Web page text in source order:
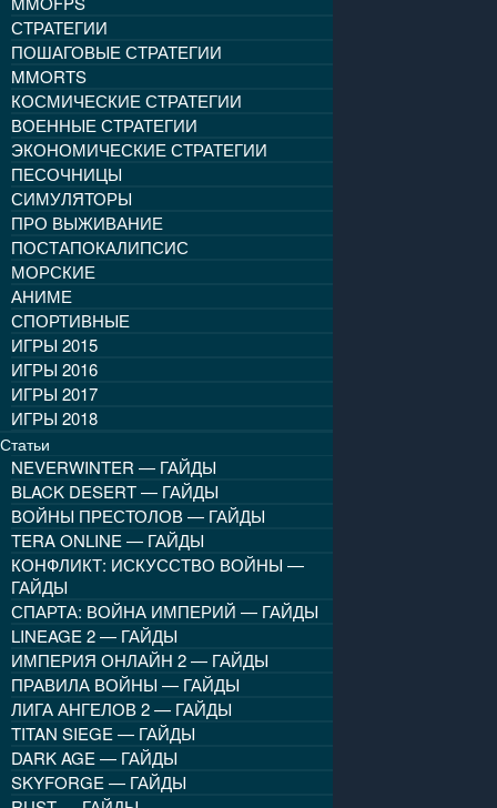
СТРАТЕГИИ
ПОШАГОВЫЕ СТРАТЕГИИ
MMORTS
КОСМИЧЕСКИЕ СТРАТЕГИИ
ВОЕННЫЕ СТРАТЕГИИ
ЭКОНОМИЧЕСКИЕ СТРАТЕГИИ
ПЕСОЧНИЦЫ
СИМУЛЯТОРЫ
ПРО ВЫЖИВАНИЕ
ПОСТАПОКАЛИПСИС
МОРСКИЕ
АНИМЕ
СПОРТИВНЫЕ
ИГРЫ 2015
ИГРЫ 2016
ИГРЫ 2017
ИГРЫ 2018
Статьи
NEVERWINTER — ГАЙДЫ
BLACK DESERT — ГАЙДЫ
ВОЙНЫ ПРЕСТОЛОВ — ГАЙДЫ
TERA ONLINE — ГАЙДЫ
КОНФЛИКТ: ИСКУССТВО ВОЙНЫ —
ГАЙДЫ
СПАРТА: ВОЙНА ИМПЕРИЙ — ГАЙДЫ
LINEAGE 2 — ГАЙДЫ
ИМПЕРИЯ ОНЛАЙН 2 — ГАЙДЫ
ПРАВИЛА ВОЙНЫ — ГАЙДЫ
ЛИГА АНГЕЛОВ 2 — ГАЙДЫ
TITAN SIEGE — ГАЙДЫ
DARK AGE — ГАЙДЫ
SKYFORGE — ГАЙДЫ